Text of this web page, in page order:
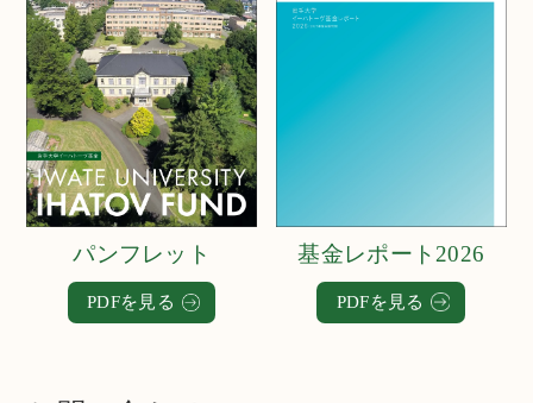
パンフレット
PDFを見る
基金レポート2026
PDFを見る